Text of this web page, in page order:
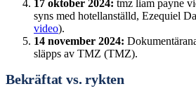
17 oktober 2024: tmz liam payne
syns med hotellanställd, Ezequiel
video).
14 november 2024:
släpps av TMZ (TMZ).
Bekräftat vs. rykten